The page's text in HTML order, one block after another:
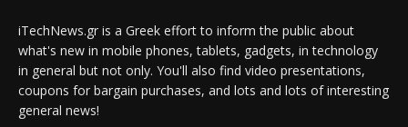
iTechNews.gr is a Greek effort to inform the public about
what's new in mobile phones, tablets, gadgets, in technology
in general but not only. You'll also find video presentations,
coupons for bargain purchases, and lots and lots of interesting
general news!